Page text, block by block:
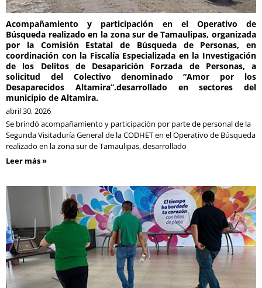
Acompañamiento y participación en el Operativo de
Búsqueda realizado en la zona sur de Tamaulipas, organizada
por la Comisión Estatal de Búsqueda de Personas, en
coordinación con la Fiscalía Especializada en la Investigación
de los Delitos de Desaparición Forzada de Personas, a
solicitud del Colectivo denominado “Amor por los
Desaparecidos Altamira”.desarrollado en sectores del
municipio de Altamira.
abril 30, 2026
Se brindó acompañamiento y participación por parte de personal de la
Segunda Visitaduría General de la CODHET en el Operativo de Búsqueda
realizado en la zona sur de Tamaulipas, desarrollado
Leer más »